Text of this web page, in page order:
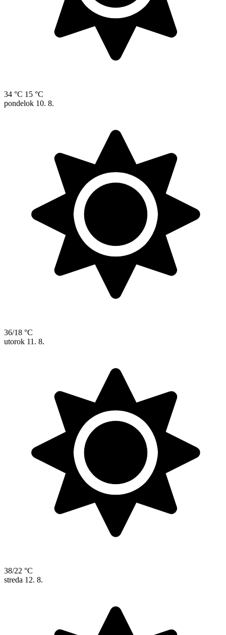
34 °C 15 °C
pondelok 10. 8.
36/18 °C
utorok 11. 8.
38/22 °C
streda 12. 8.